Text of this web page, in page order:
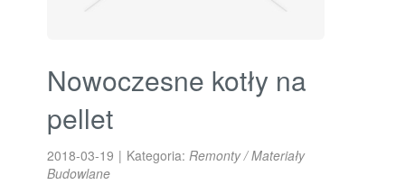
Nowoczesne kotły na
pellet
2018-03-19 | Kategoria: Remonty / Materiały
Budowlane